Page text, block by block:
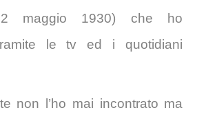
maggio 1930) che ho
le tv ed i quotidiani
non l’ho mai incontrato ma